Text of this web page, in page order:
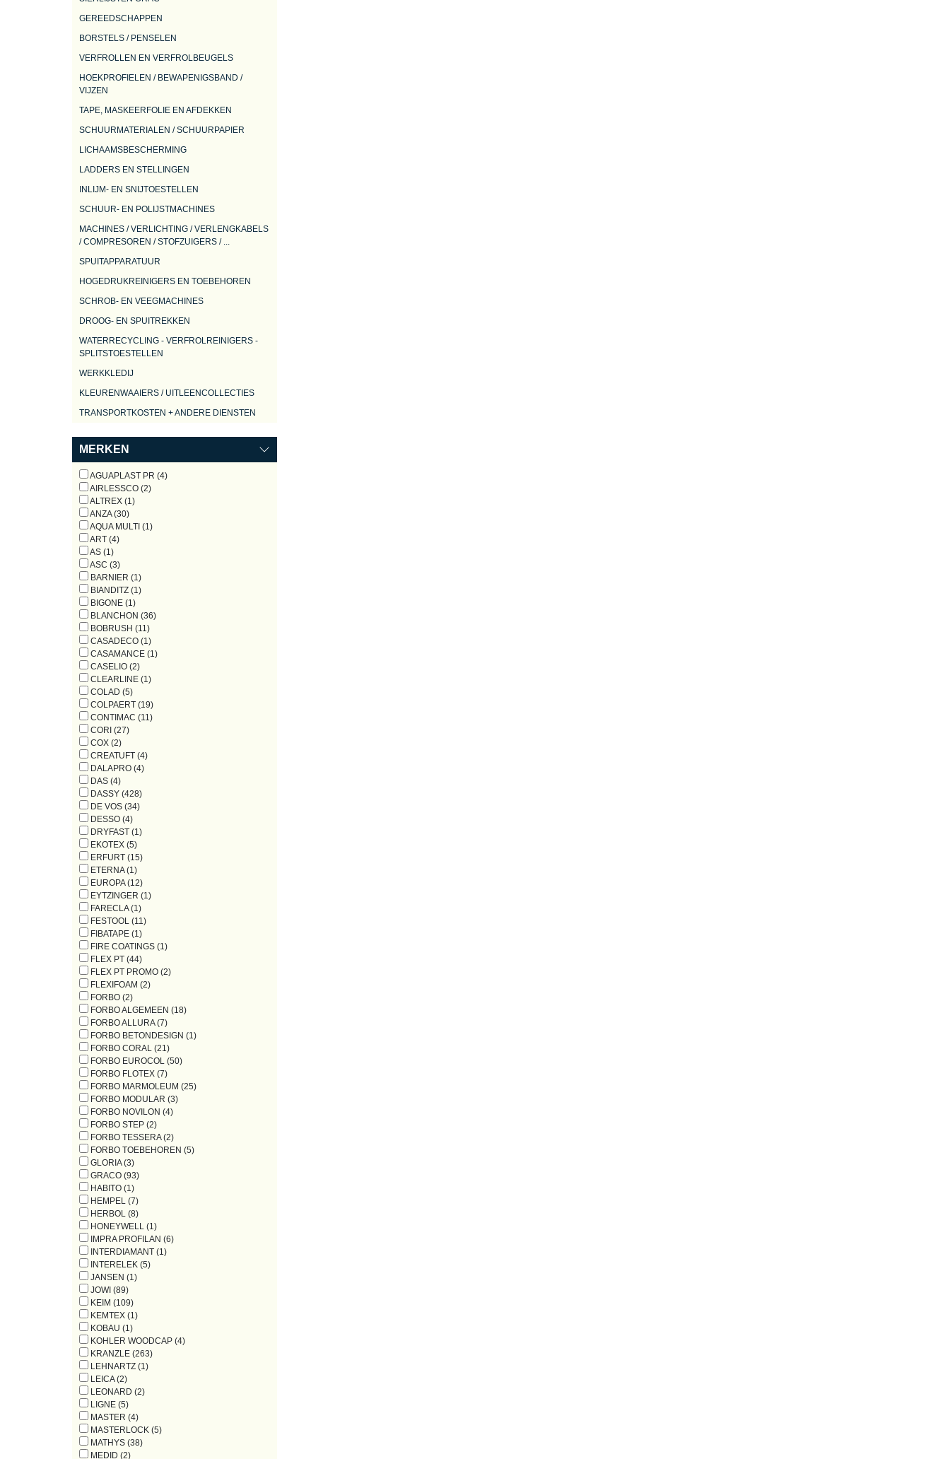
GEREEDSCHAPPEN
BORSTELS / PENSELEN
VERFROLLEN EN VERFROLBEUGELS
HOEKPROFIELEN / BEWAPENIGSBAND /
VIJZEN
TAPE, MASKEERFOLIE EN AFDEKKEN
SCHUURMATERIALEN / SCHUURPAPIER
LICHAAMSBESCHERMING
LADDERS EN STELLINGEN
INLIJM- EN SNIJTOESTELLEN
SCHUUR- EN POLIJSTMACHINES
MACHINES / VERLICHTING / VERLENGKABELS
/ COMPRESOREN / STOFZUIGERS / ...
SPUITAPPARATUUR
HOGEDRUKREINIGERS EN TOEBEHOREN
SCHROB- EN VEEGMACHINES
DROOG- EN SPUITREKKEN
WATERRECYCLING - VERFROLREINIGERS -
SPLITSTOESTELLEN
WERKKLEDIJ
KLEURENWAAIERS / UITLEENCOLLECTIES
TRANSPORTKOSTEN + ANDERE DIENSTEN
MERKEN
AGUAPLAST PR (4)
AIRLESSCO (2)
ALTREX (1)
ANZA (30)
AQUA MULTI (1)
ART (4)
AS (1)
ASC (3)
BARNIER (1)
BIANDITZ (1)
BIGONE (1)
BLANCHON (36)
BOBRUSH (11)
CASADECO (1)
CASAMANCE (1)
CASELIO (2)
CLEARLINE (1)
COLAD (5)
COLPAERT (19)
CONTIMAC (11)
CORI (27)
COX (2)
CREATUFT (4)
DALAPRO (4)
DAS (4)
DASSY (428)
DE VOS (34)
DESSO (4)
DRYFAST (1)
EKOTEX (5)
ERFURT (15)
ETERNA (1)
EUROPA (12)
EYTZINGER (1)
FARECLA (1)
FESTOOL (11)
FIBATAPE (1)
FIRE COATINGS (1)
FLEX PT (44)
FLEX PT PROMO (2)
FLEXIFOAM (2)
FORBO (2)
FORBO ALGEMEEN (18)
FORBO ALLURA (7)
FORBO BETONDESIGN (1)
FORBO CORAL (21)
FORBO EUROCOL (50)
FORBO FLOTEX (7)
FORBO MARMOLEUM (25)
FORBO MODULAR (3)
FORBO NOVILON (4)
FORBO STEP (2)
FORBO TESSERA (2)
FORBO TOEBEHOREN (5)
GLORIA (3)
GRACO (93)
HABITO (1)
HEMPEL (7)
HERBOL (8)
HONEYWELL (1)
IMPRA PROFILAN (6)
INTERDIAMANT (1)
INTERELEK (5)
JANSEN (1)
JOWI (89)
KEIM (109)
KEMTEX (1)
KOBAU (1)
KOHLER WOODCAP (4)
KRANZLE (263)
LEHNARTZ (1)
LEICA (2)
LEONARD (2)
LIGNE (5)
MASTER (4)
MASTERLOCK (5)
MATHYS (38)
MEDID (2)